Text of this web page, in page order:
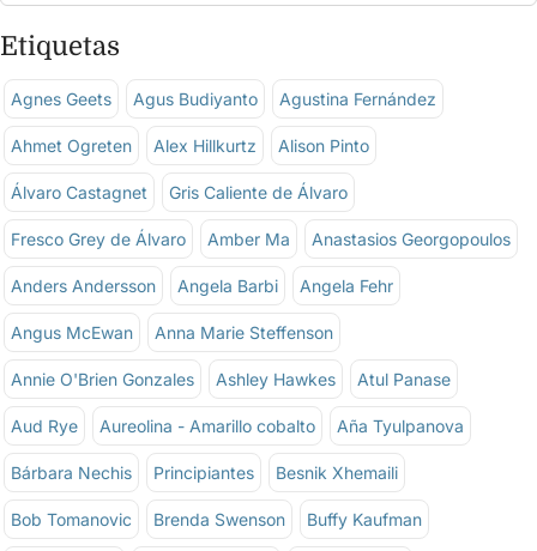
Etiquetas
Agnes Geets Agus Budiyanto Agustina Fernández
Ahmet Ogreten Alex Hillkurtz Alison Pinto
Álvaro Castagnet Gris Caliente de Álvaro
Fresco Grey de Álvaro Amber Ma Anastasios Georgopoulos
Anders Andersson Angela Barbi Angela Fehr
Angus McEwan Anna Marie Steffenson
Annie O'Brien Gonzales Ashley Hawkes Atul Panase
Aud Rye Aureolina - Amarillo cobalto Aña Tyulpanova
Bárbara Nechis Principiantes Besnik Xhemaili
Bob Tomanovic Brenda Swenson Buffy Kaufman